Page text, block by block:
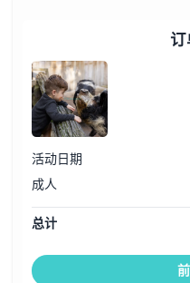
活动日期
成人
总计